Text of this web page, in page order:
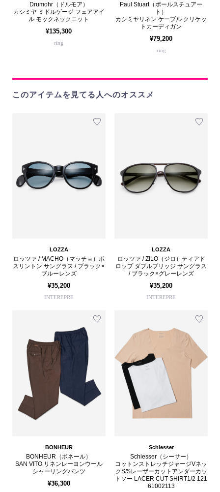
Drumohr（ドルモア）
カシミヤ ミドルゲージ フェアアイ
ル モックネックニット
¥135,300
ring
Paul Stuart（ポールスチュアー
ト）
カシミヤリネン ケーブル クリケッ
トカーディガン
¥79,200
ring
このアイテムを見てる人へのオススメ
LOZZA
ロッツァ / MACHO（マッチョ）ボ
スリントン サングラス / ブラック×
ブルーレンズ
¥35,200
INTEREPRE
LOZZA
ロッツァ / ZILO（ジロ）ティアド
ロップ ダブルブリッジ サングラス
/ ブラック×グレーレンズ
¥35,200
INTEREPRE
BONHEUR
BONHEUR（ボネール）
SAN VITO リネンレーヨンウール
シャーリングパンツ
¥36,300
Schiesser
Schiesser（シーサー）
コットンストレッチジャージVネッ
クS/Sレーザーカットアンダーカッ
トソー LACER CUT SHIRT1/2 121
61002113